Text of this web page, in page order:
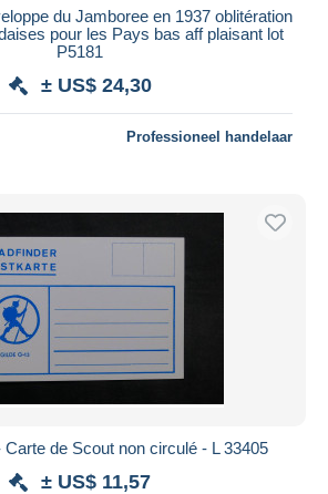
du Jamboree en 1937 oblitération
pour les Pays bas aff plaisant lot
P5181
± US$ 24,30
Professioneel handelaar
de Scout non circulé - L 33405
± US$ 11,57